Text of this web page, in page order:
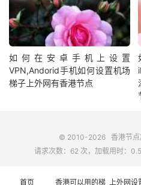
如何在安卓手机上设置
VPN,Andorid手机如何设置机场
梯子上外网有香港节点
© 2010-2026 香港节
请求次数：62 次，加载用时：
首页 香港可以用的梯 上外网设